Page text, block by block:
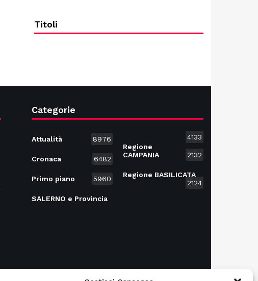
Titoli
Categorie
Attualità 8976
Cronaca 6482
Primo piano 5960
SALERNO e Provincia
4133
Regione
CAMPANIA
2132
Regione BASILICATA
2124